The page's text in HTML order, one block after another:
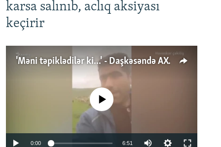
karsa salınıb, aclıq aksiyası
keçirir
'Məni təpiklədilər ki...' - Daşkəsəndə AXCP fəalının yaxınları onun həbsinə etiraz edirlər
No media source currently available
0:00 6:51